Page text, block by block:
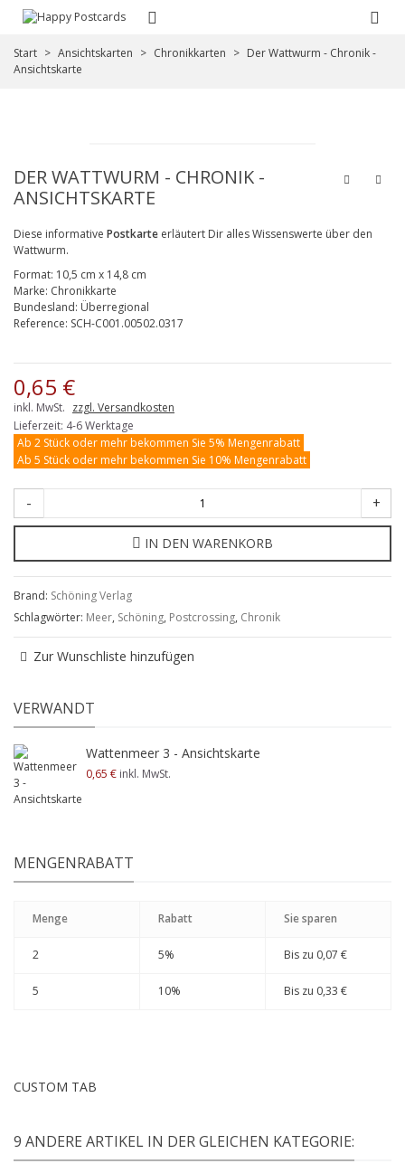
Start > Ansichtskarten > Chronikkarten > Der Wattwurm - Chronik -
Ansichtskarte
DER WATTWURM - CHRONIK -
ANSICHTSKARTE
Diese informative Postkarte erläutert Dir alles Wissenswerte über den
Wattwurm.
Format: 10,5 cm x 14,8 cm
Marke: Chronikkarte
Bundesland: Überregional
Reference: SCH-C001.00502.0317
0,65 €
inkl. MwSt. zzgl. Versandkosten
Lieferzeit: 4-6 Werktage
Ab 2 Stück oder mehr bekommen Sie 5% Mengenrabatt
Ab 5 Stück oder mehr bekommen Sie 10% Mengenrabatt
- +
IN DEN WARENKORB
Brand: Schöning Verlag
Schlagwörter: Meer, Schöning, Postcrossing, Chronik
Zur Wunschliste hinzufügen
VERWANDT
Wattenmeer 3 - Ansichtskarte
0,65 € inkl. MwSt.
MENGENRABATT
Menge Rabatt Sie sparen
2 5% Bis zu 0,07 €
5 10% Bis zu 0,33 €
CUSTOM TAB
9 ANDERE ARTIKEL IN DER GLEICHEN KATEGORIE: